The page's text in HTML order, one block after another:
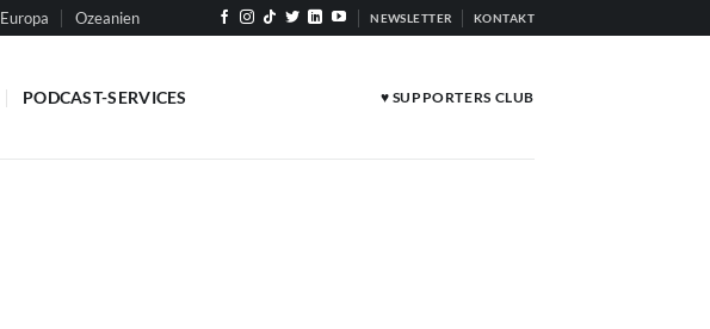
Europa Ozeanien NEWSLETTER KONTAKT
PODCAST-SERVICES ♥ SUPPORTERS CLUB